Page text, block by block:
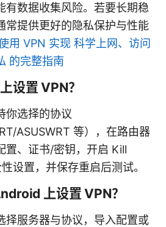
有数据收集风险。若要长期稳
常提供更好的隐私保护与性能
用 VPN 实现 科学上网、访问
的完整指南
设置 VPN？
你选择的协议
ASUSWRT 等），在路由器
置、证书/密钥，开启 Kill
设置，并保存重启后测试。
上设置 VPN？
择服务器与协议，导入配置或